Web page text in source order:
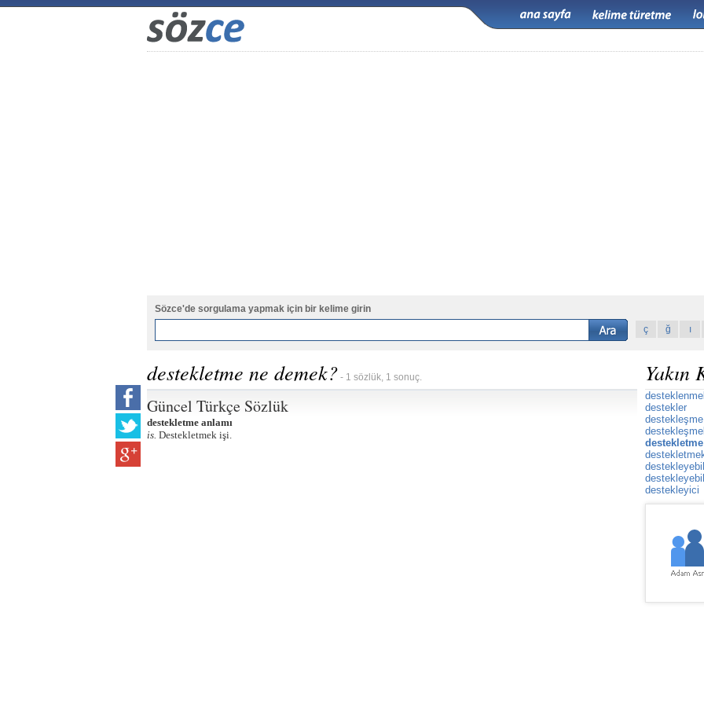
Sözce'de sorgulama yapmak için bir kelime girin
ç
ğ ı
destekletme ne demek? - 1 sözlük, 1 sonuç.
Güncel Türkçe Sözlük
destekletme anlamı
is. Destekletmek işi.
Yakın
destekler
destekleşme
destekleyici